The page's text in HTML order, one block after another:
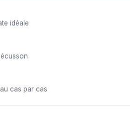
idéale
cas par cas